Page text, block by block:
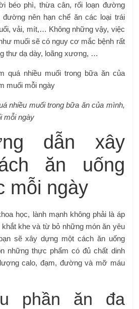
béo phì, thừa cân, rối loạn đường
đường nên hạn chế ăn các loại trái
vải, mít,… Không những vậy, việc
muối sẽ có nguy cơ mắc bệnh rất
thư dạ dày, loãng xương, …
nhiều muối trong bữa ăn của mình,
mỗi ngày
dẫn xây
ăn uống
mỗi ngày
học, lành mạnh không phải là áp
khe và từ bỏ những món ăn yêu
sẽ xây dựng một cách ăn uống
những thực phẩm có đủ chất dinh
calo, đạm, đường và mỡ máu
phần ăn đa